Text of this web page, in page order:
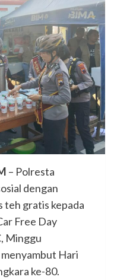
– Polresta
dengan
teh gratis kepada
Free Day
Minggu
Hari
ke-80.